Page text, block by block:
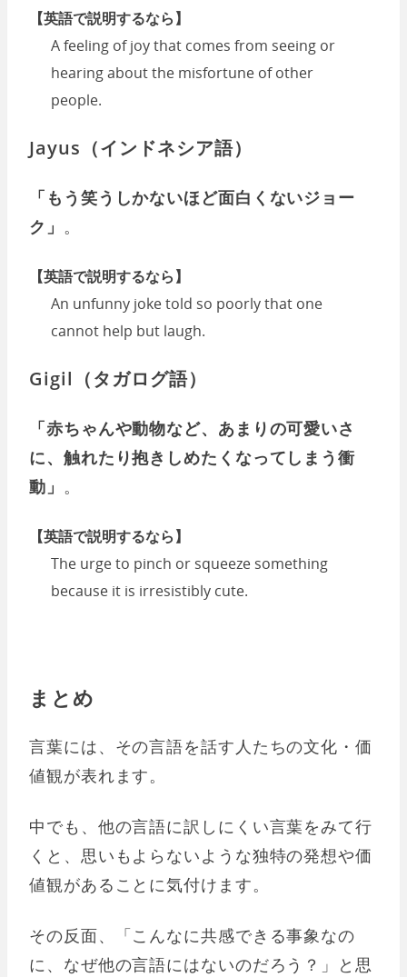
【英語で説明するなら】
A feeling of joy that comes from seeing or
hearing about the misfortune of other
people.
Jayus（インドネシア語）
「もう笑うしかないほど面白くないジョー
ク」 。
【英語で説明するなら】
An unfunny joke told so poorly that one
cannot help but laugh.
Gigil（タガログ語）
「赤ちゃんや動物など、あまりの可愛いさ
に、触れたり抱きしめたくなってしまう衝
動」 。
【英語で説明するなら】
The urge to pinch or squeeze something
because it is irresistibly cute.
まとめ
言葉には、その言語を話す人たちの文化・価
値観が表れます。
中でも、他の言語に訳しにくい言葉をみて行
くと、思いもよらないような独特の発想や価
値観があることに気付けます。
その反面、「こんなに共感できる事象なの
に、なぜ他の言語にはないのだろう？」と思